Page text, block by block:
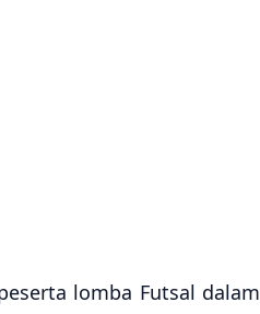
lomba Futsal dalam